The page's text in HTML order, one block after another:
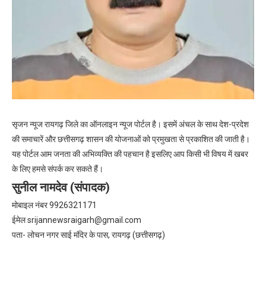
सृजन न्यूज रायगढ़ जिले का ऑनलाइन न्यूज पोर्टल है। इसमें अंचल के साथ देश-प्रदेश
की समाचारें और छत्तीसगढ़ शासन की योजनाओं को प्रमुखता से प्रकाशित की जाती है।
यह पोर्टल आम जनता की अभिव्यक्ति की पहचान है इसलिए आप किसी भी विषय में खबर
के लिए हमसे संपर्क कर सकते हैं।
सुनील नामदेव (संपादक)
मोबाइल नंबर 9926321171
ईमेलsrijannewsraigarh@gmail.com
पता- लोचन नगर साई मंदिर के पास, रायगढ़ (छत्तीसगढ़)